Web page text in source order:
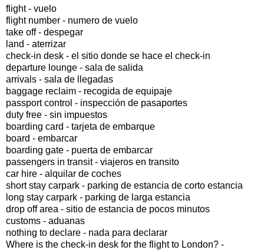
flight - vuelo
flight number - numero de vuelo
take off - despegar
land - aterrizar
check-in desk - el sitio donde se hace el check-in
departure lounge - sala de salida
arrivals - sala de llegadas
baggage reclaim - recogida de equipaje
passport control - inspección de pasaportes
duty free - sin impuestos
boarding card - tarjeta de embarque
board - embarcar
boarding gate - puerta de embarcar
passengers in transit - viajeros en transito
car hire - alquilar de coches
short stay carpark - parking de estancia de corto estancia
long stay carpark - parking de larga estancia
drop off area - sitio de estancia de pocos minutos
customs - aduanas
nothing to declare - nada para declarar
Where is the check-in desk for the flight to London? -